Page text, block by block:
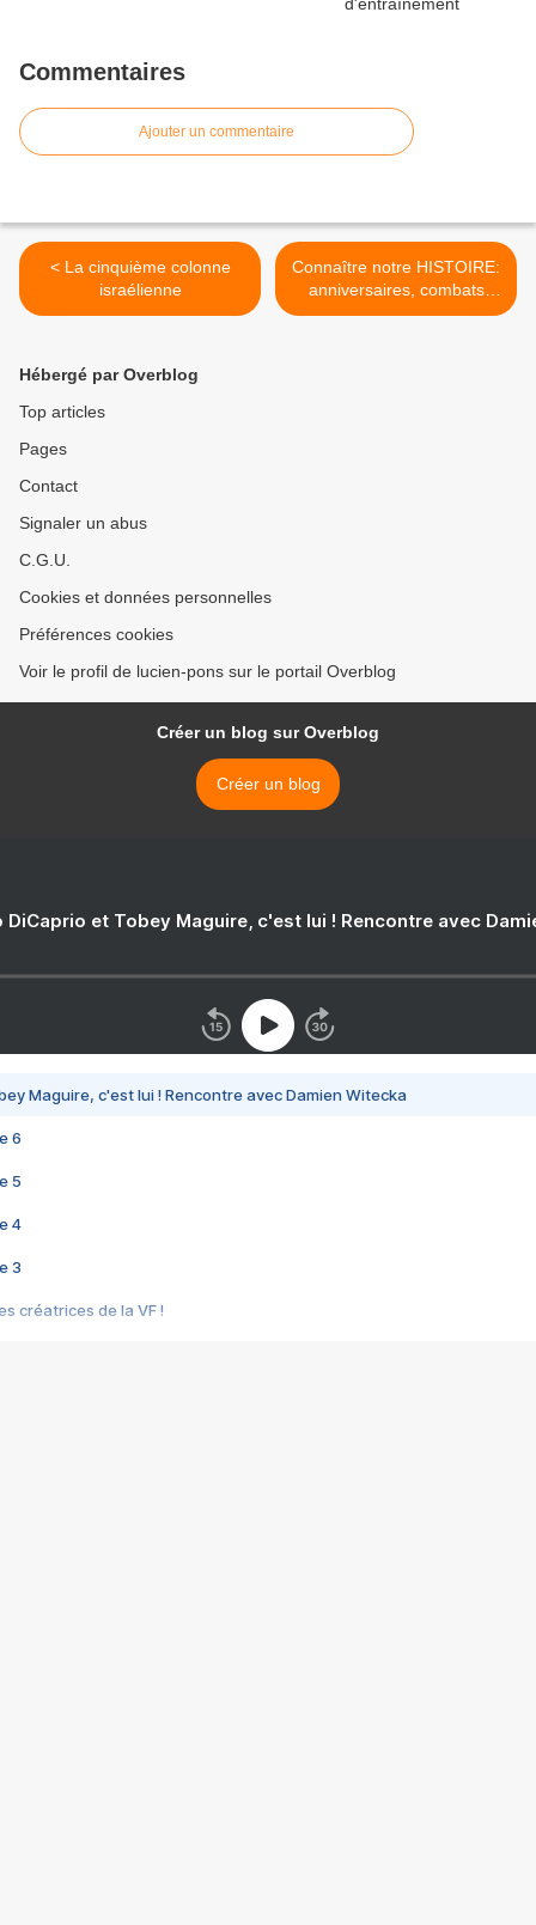
Commentaires
Ajouter un commentaire
< La cinquième colonne
israélienne
Connaître notre HISTOIRE:
anniversaires, combats
d'hier et d'aujourd'hui, [par
Hébergé par Overblog
Top articles
Pages
Contact
Signaler un abus
C.G.U.
Cookies et données personnelles
Préférences cookies
Voir le profil de lucien-pons sur le portail Overblog
Créer un blog sur Overblog
Créer un blog
DiCaprio et Tobey Maguire, c'est lui ! Rencontre avec
Maguire, c'est lui ! Rencontre avec Damien Witecka
6
5
4
3
créatrices de la VF !